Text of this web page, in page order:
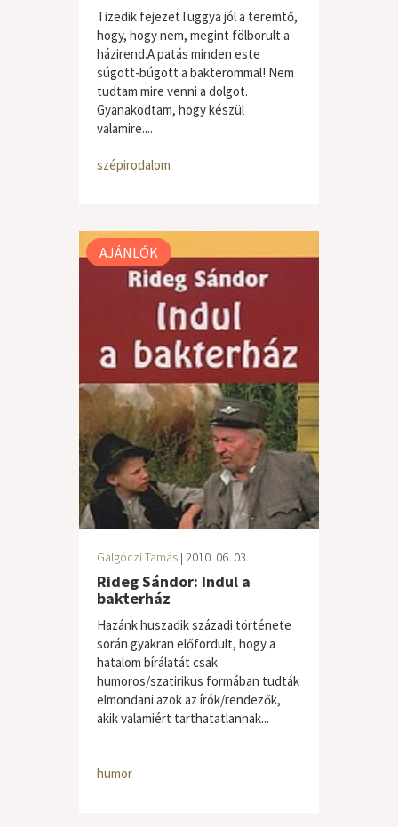
Tizedik fejezetTuggya jól a teremtő,
hogy, hogy nem, megint fölborult a
házirend.A patás minden este
súgott-búgott a bakterommal! Nem
tudtam mire venni a dolgot.
Gyanakodtam, hogy készül
valamire....
szépirodalom
AJÁNLÓK
Galgóczi Tamás | 2010. 06. 03.
Rideg Sándor: Indul a
bakterház
Hazánk huszadik századi története
során gyakran előfordult, hogy a
hatalom bírálatát csak
humoros/szatirikus formában tudták
elmondani azok az írók/rendezők,
akik valamiért tarthatatlannak...
humor